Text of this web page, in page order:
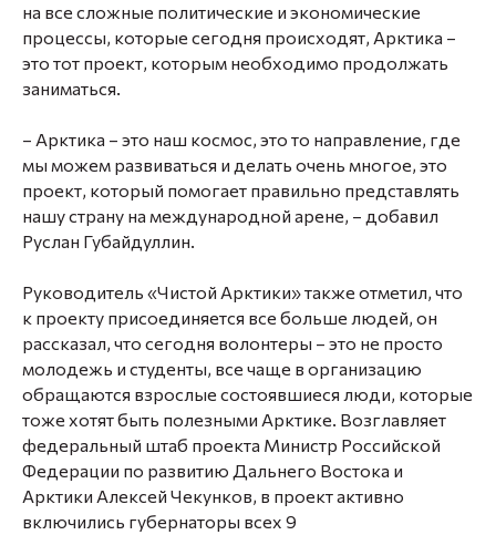
на все сложные политические и экономические
процессы, которые сегодня происходят, Арктика –
это тот проект, которым необходимо продолжать
заниматься.
– Арктика – это наш космос, это то направление, где
мы можем развиваться и делать очень многое, это
проект, который помогает правильно представлять
нашу страну на международной арене, – добавил
Руслан Губайдуллин.
Руководитель «Чистой Арктики» также отметил, что
к проекту присоединяется все больше людей, он
рассказал, что сегодня волонтеры – это не просто
молодежь и студенты, все чаще в организацию
обращаются взрослые состоявшиеся люди, которые
тоже хотят быть полезными Арктике. Возглавляет
федеральный штаб проекта Министр Российской
Федерации по развитию Дальнего Востока и
Арктики Алексей Чекунков, в проект активно
включились губернаторы всех 9